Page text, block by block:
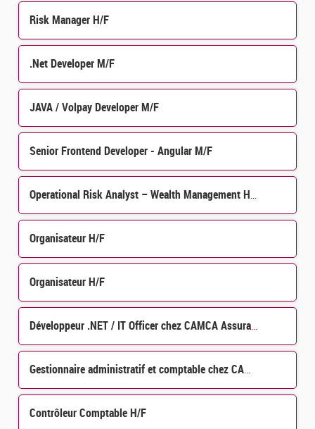
Risk Manager H/F
.Net Developer M/F
JAVA / Volpay Developer M/F
Senior Frontend Developer - Angular M/F
Operational Risk Analyst – Wealth Management H/F
Organisateur H/F
Organisateur H/F
Développeur .NET / IT Officer chez CAMCA Assurance SA H/F
Gestionnaire administratif et comptable chez CAMCA Réassurance S.A. au Luxembourg H/F
Contrôleur Comptable H/F